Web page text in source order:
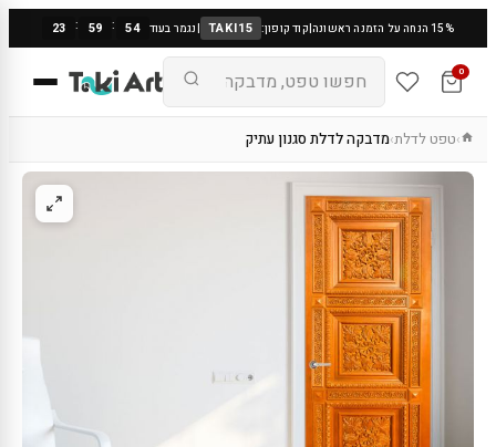
15% הנחה על הזמנה ראשונה |קוד קופון: TAKI15
|נגמר בעוד 23 : 59 : 53
0
›טפט לדלת›מדבקה לדלת סגנון עתיק